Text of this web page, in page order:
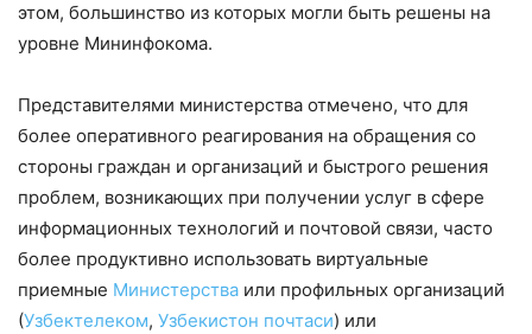
этом, большинство из которых могли быть решены на
уровне Мининфокома.
Представителями министерства отмечено, что для
более оперативного реагирования на обращения со
стороны граждан и организаций и быстрого решения
проблем, возникающих при получении услуг в сфере
информационных технологий и почтовой связи, часто
более продуктивно использовать виртуальные
приемные Министерства или профильных организаций
(Узбектелеком, Узбекистон почтаси) или